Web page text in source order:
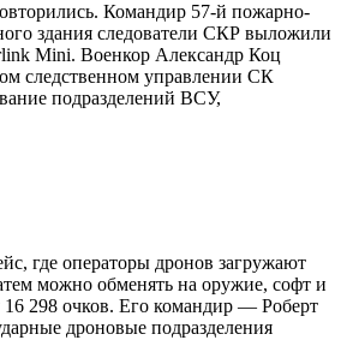
Командир 57-й пожарно-
здания следователи СКР выложили
Mini. Военкор Александр Коц
следственном управлении СК
подразделений ВСУ,
где операторы дронов загружают
можно обменять на оружие, софт и
16 298 очков. Его командир — Роберт
дроновые подразделения